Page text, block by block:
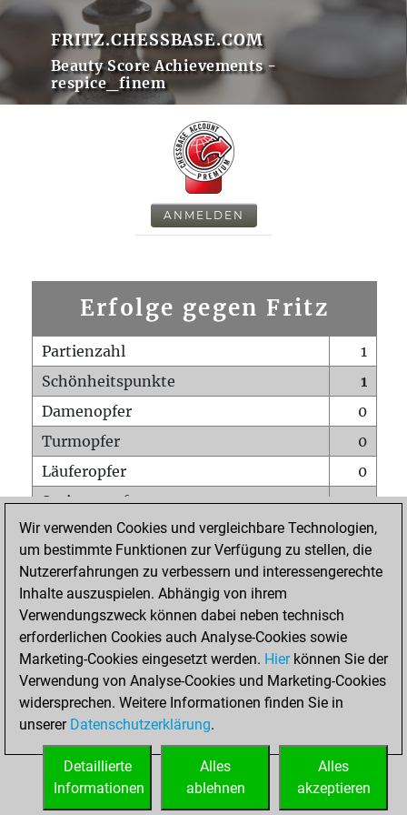
FRITZ.CHESSBASE.COM
Beauty Score Achievements -
respice_finem
ANMELDEN
Erfolge gegen Fritz
Partienzahl
1
Schönheitspunkte
1
Damenopfer
0
Turmopfer
0
Läuferopfer
0
Springeropfer
0
Bauernopfer
0
Matt auf vollem Brett
0
Bauer setzt Matt
Erstickte Matts
Unterverwandlungen
0
Türme auf der siebten
0
STARTSEITE
Wir verwenden Cookies und vergleichbare Technologien,
um bestimmte Funktionen zur Verfügung zu stellen, die
Nutzererfahrungen zu verbessern und interessengerechte
Inhalte auszuspielen. Abhängig von ihrem
Verwendungszweck können dabei neben technisch
erforderlichen Cookies auch Analyse-Cookies sowie
Marketing-Cookies eingesetzt werden. Hierkönnen Sie der
Verwendung von Analyse-Cookies und Marketing-Cookies
widersprechen. Weitere Informationen finden Sie in
unserer Datenschutzerklärung.
Alles
akzeptieren
Alles
ablehnen
Detaillierte
Informationen